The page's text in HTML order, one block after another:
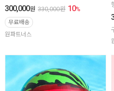
300,000원 330,000원 10%
무료배송
원파트너스